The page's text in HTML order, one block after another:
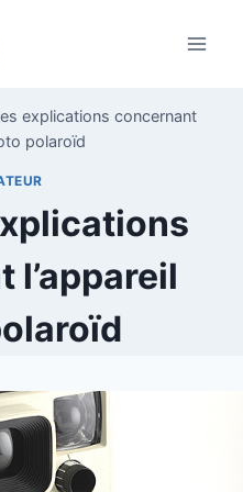
explications concernant
polaroïd
l’appareil